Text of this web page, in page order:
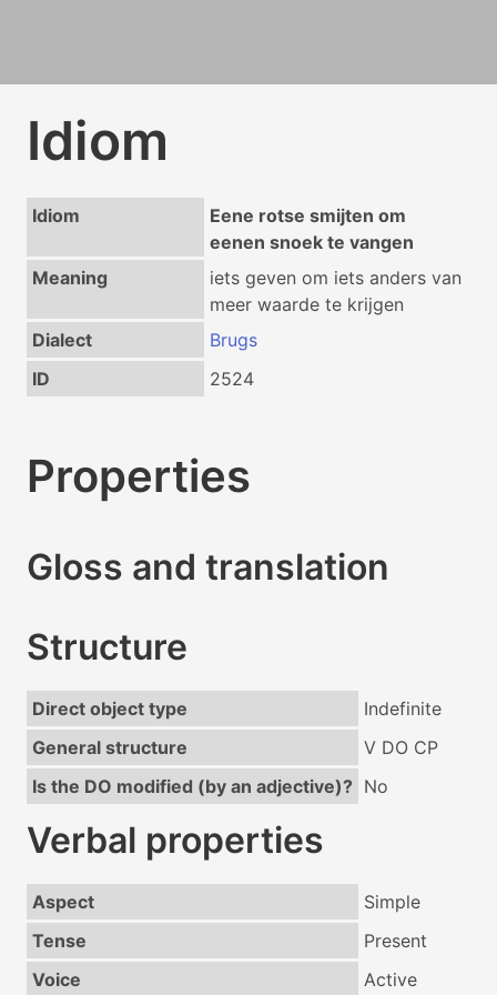
Idiom
Idiom
Eene rotse smijten om
eenen snoek te vangen
Meaning
iets geven om iets anders van
meer waarde te krijgen
Dialect
Brugs
ID
2524
Properties
Gloss and translation
Structure
Direct object type
Indefinite
General structure
V DO CP
Is the DO modified (by an adjective)? No
Verbal properties
Aspect
Simple
Tense
Present
Voice
Active